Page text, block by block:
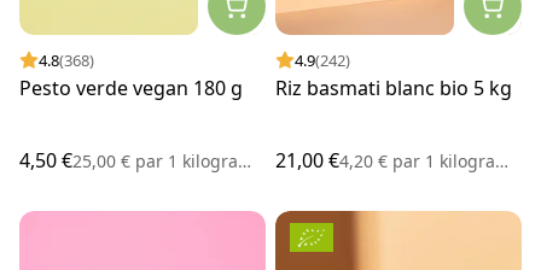
4.8(368)
Pesto verde vegan 180 g
4,50 €25,00 € par 1 kilogramme
4.9(242)
Riz basmati blanc bio 5 kg
21,00 €4,20 € par 1 kilogramme